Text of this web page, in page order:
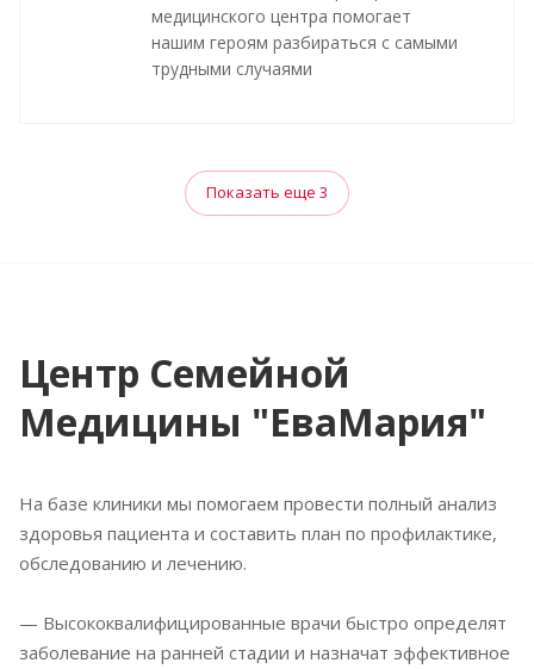
медицинского центра помогает
нашим героям разбираться с самыми
трудными случаями
Показать еще 3
Центр Семейной
Медицины "ЕваМария"
На базе клиники мы помогаем провести полный анализ
здоровья пациента и составить план по профилактике,
обследованию и лечению.
— Высококвалифицированные врачи быстро определят
заболевание на ранней стадии и назначат эффективное